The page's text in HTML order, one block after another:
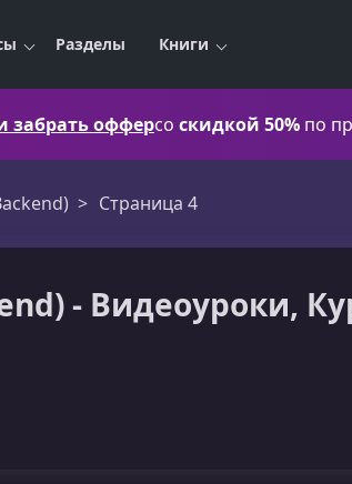
Разделы Книги
забрать офферсо скидкой 50% по
Страница 4
- Видеоуроки,